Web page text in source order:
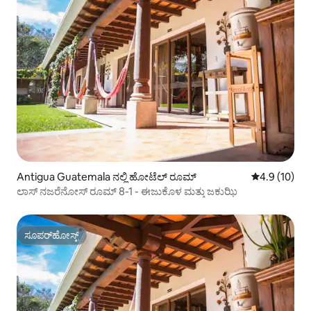
Antigua Guatemala ನಲ್ಲಿ ಹೋಟೆಲ್ ರೂಮ್ 5 ರಲ್ಲಿ 4.9
4.9 (10)
ಲಾಸ್ ನಜರೆನೋಸ್ ರೂಮ್ 8-1 - ಈಜುಕೊಳ ಮತ್ತು ಜಕುಝಿ
ಸೂಪರ್‌ಹೋಸ್ಟ್
ಸೂಪರ್‌ಹೋಸ್ಟ್